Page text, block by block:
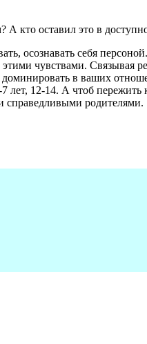
кто оставил это в
осознавать себя
чувствами. Связывая
в ваших
лет, 12-14. А чтоб
справедливыми родителями.